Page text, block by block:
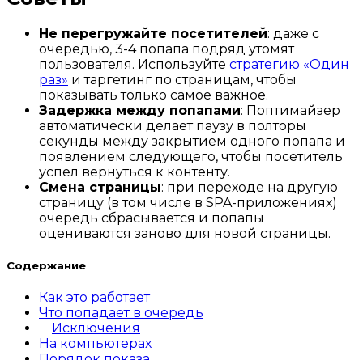
Не перегружайте посетителей: даже с
очередью, 3-4 попапа подряд утомят
пользователя. Используйте стратегию «Один
раз» и таргетинг по страницам, чтобы
показывать только самое важное.
Задержка между попапами: Поптимайзер
автоматически делает паузу в полторы
секунды между закрытием одного попапа и
появлением следующего, чтобы посетитель
успел вернуться к контенту.
Смена страницы: при переходе на другую
страницу (в том числе в SPA-приложениях)
очередь сбрасывается и попапы
оцениваются заново для новой страницы.
Содержание
Как это работает
Что попадает в очередь
Исключения
На компьютерах